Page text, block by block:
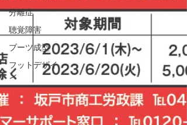
分離症
聴覚障害
ブーツ成型
フットデザイ
ン